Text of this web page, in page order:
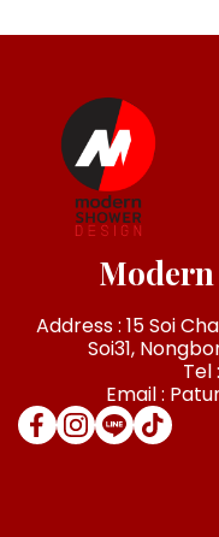
Address : 15 Soi
Soi31,
Tel
Email :